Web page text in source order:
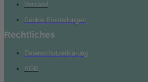
Versand
Cookie Einstellungen
Rechtliches
Datenschutzerklärung
AGB